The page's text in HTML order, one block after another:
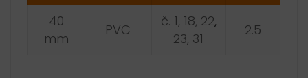
40
mm
PVC
č. 1, 18, 22,
23, 31
2.5